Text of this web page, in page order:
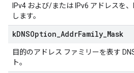
IPv4 および/または IPv6 アドレスを
します。
kDNSOption AddrFamily Mask
目的のアドレス ファミリーを表す
ト。